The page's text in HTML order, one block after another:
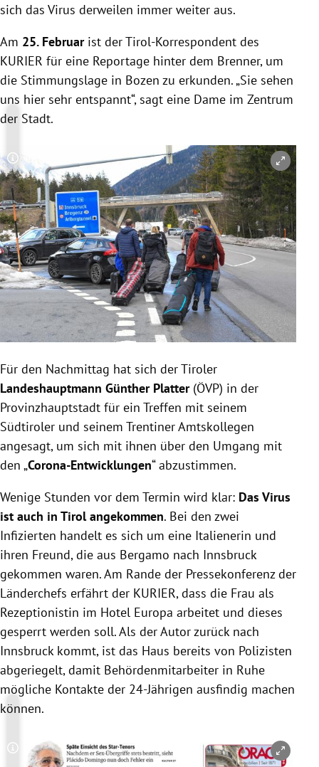
sich das Virus derweilen immer weiter aus.
Am 25. Februarist der Tirol-Korrespondent des
KURIER für eine Reportage hinter dem Brenner, um
die Stimmungslage in Bozen zu erkunden. „Sie sehen
uns hier sehr entspannt“, sagt eine Dame im Zentrum
der Stadt.
Copyright-Hinweis öffnen/schließen
Für den Nachmittag hat sich der Tiroler
Landeshauptmann Günther Platter(ÖVP) in der
Provinzhauptstadt für ein Treffen mit seinem
Südtiroler und seinem Trentiner Amtskollegen
angesagt, um sich mit ihnen über den Umgang mit
den „Corona-Entwicklungen“ abzustimmen.
Wenige Stunden vor dem Termin wird klar: Das Virus
ist auch in Tirol angekommen. Bei den zwei
Infizierten handelt es sich um eine Italienerin und
ihren Freund, die aus Bergamo nach Innsbruck
gekommen waren. Am Rande der Pressekonferenz der
Länderchefs erfährt der KURIER, dass die Frau als
Rezeptionistin im Hotel Europa arbeitet und dieses
gesperrt werden soll. Als der Autor zurück nach
Innsbruck kommt, ist das Haus bereits von Polizisten
abgeriegelt, damit Behördenmitarbeiter in Ruhe
mögliche Kontakte der 24-Jährigen ausfindig machen
können.
Copyright-Hinweis öffnen/schließen